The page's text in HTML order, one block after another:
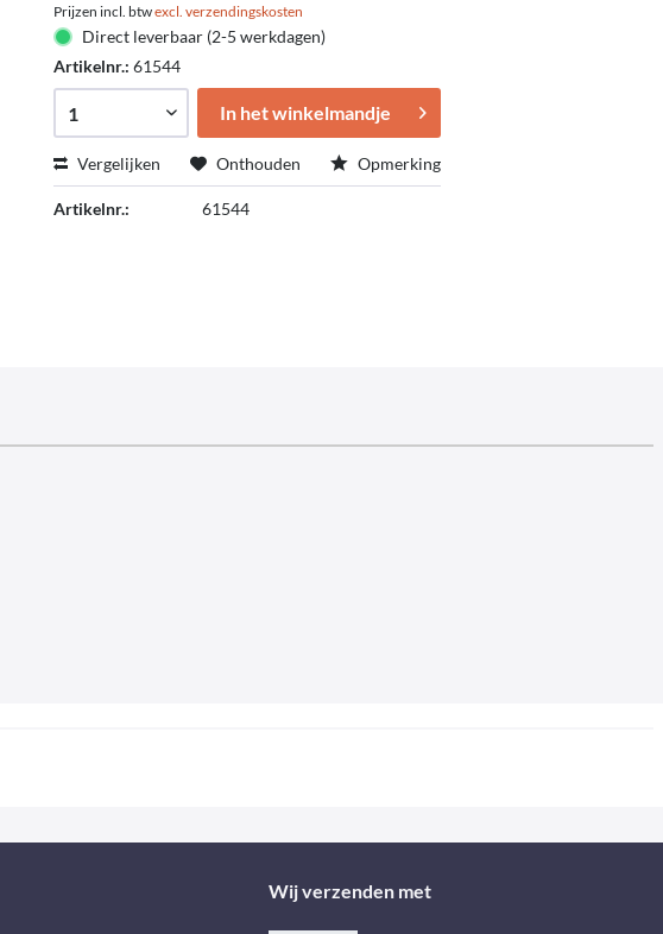
Prijzen incl. btwexcl. verzendingskosten
Direct leverbaar (2-5 werkdagen)
Artikelnr.:61544
In het winkelmandje
Vergelijken Onthouden Opmerking
Artikelnr.: 61544
Wij verzenden met